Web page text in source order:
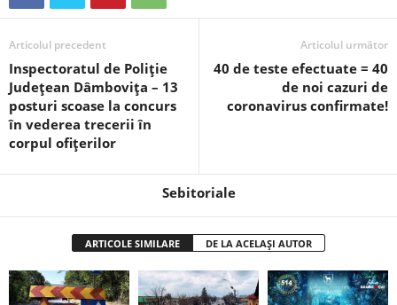
Articolul precedent
Inspectoratul de Poliție
Județean Dâmbovița – 13
posturi scoase la concurs
în vederea trecerii în
corpul ofițerilor
Articolul următor
40 de teste efectuate = 40
de noi cazuri de
coronavirus confirmate!
Sebitoriale
ARTICOLE SIMILARE DE LA ACELAȘI AUTOR